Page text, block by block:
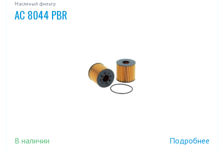
Масляный фильтр
AC 8044 PBR
В наличии Подробнее